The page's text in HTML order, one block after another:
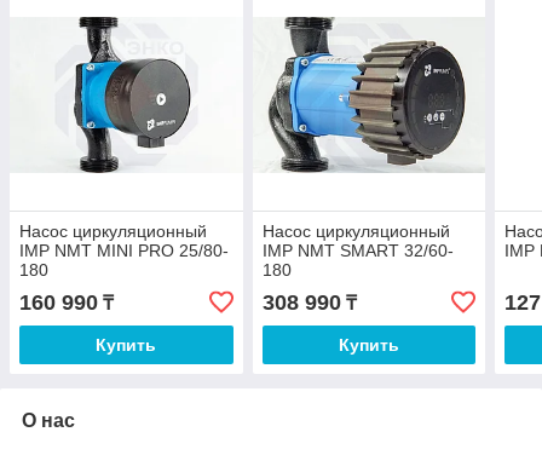
Насос циркуляционный
IMP NMT MINI PRO 25/80-
180
160 990 ₸
Купить
Насос циркуляционный
IMP NMT SMART 32/60-
180
308 990₸
Купить
IMP
О нас